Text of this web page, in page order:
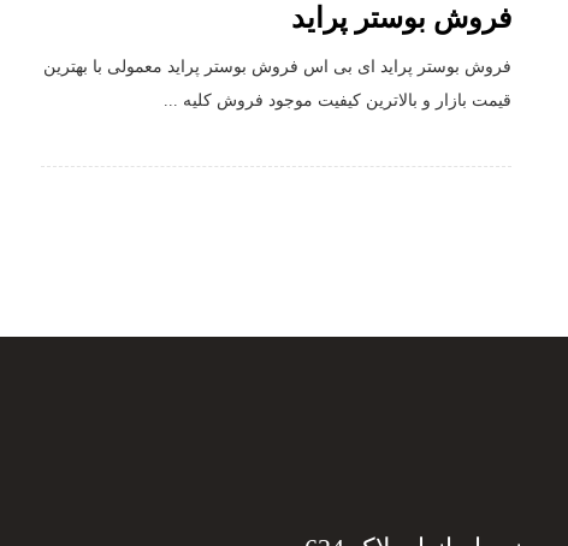
فروش بوستر پراید
فروش بوستر پراید ای بی اس فروش بوستر پراید معمولی با بهترین
قیمت بازار و بالاترین کیفیت موجود فروش کلیه ...